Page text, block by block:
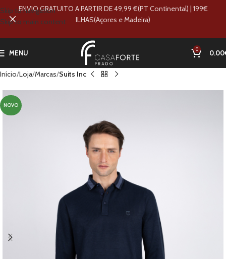
Skip to navigation
Skip to main content
MENU 0 0.00
Início Loja Marcas Suits Inc
NOVO
ENVIO GRATUITO A PARTIR DE 49,99 €(PT Continental) | 199€
ILHAS(Açores e Madeira)